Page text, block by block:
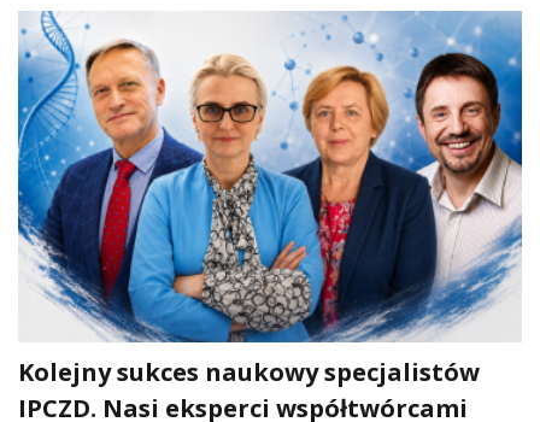
Kolejny sukces naukowy specjalistów
IPCZD. Nasi eksperci współtwórcami